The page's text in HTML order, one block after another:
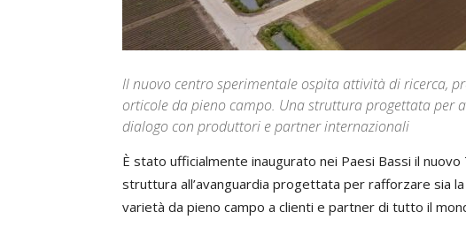
Il nuovo centro sperimentale ospita attività di ricerca,
orticole da pieno campo. Una struttura progettata per
dialogo con produttori e partner internazionali
È stato ufficialmente inaugurato nei Paesi Bassi il
struttura all’avanguardia progettata per rafforzare sia
varietà da pieno campo a clienti e partner di tutto il